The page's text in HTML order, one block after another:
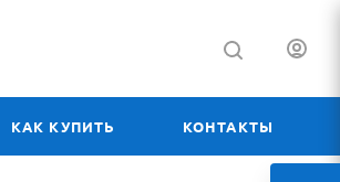
КАК КУПИТЬ КОНТАКТЫ